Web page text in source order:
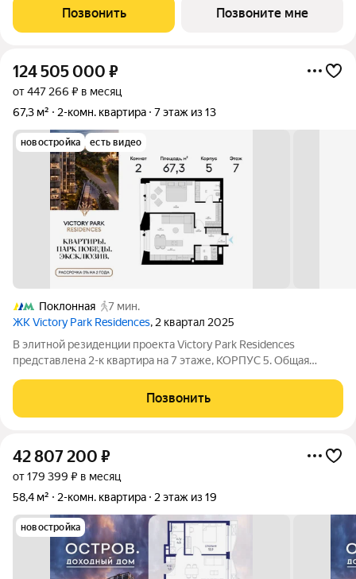
года. 2 совмещенных санузла. В жилой зоне 2 больших окна на
одну
Позвонить Позвоните мне
124 505 000 ₽
от 447 266 ₽ в месяц
67,3 м²
2-комн. квартира 7 этаж из 13
новостройка есть видео
Поклонная
7 мин.
ЖК Victory Park Residences, 2 квартал 2025
В элитной резиденции проекта Victory Park Residences
представлена 2-к квартира на 7 этаже, КОРПУС 5. Общая
квартиры: - Панорамное остекление - Просторная кухня-
гостиная - Дизайнерская отделка
Позвонить
42 807 200 ₽
от 179 399 ₽ в месяц
58,4 м²
2-комн. квартира 2 этаж из 19
новостройка